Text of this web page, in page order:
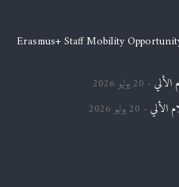
Erasmus+ Staff Mobility
الألي 20 يوليو 2026
الألي 20 يوليو 2026